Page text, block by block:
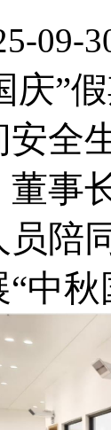
09-
”假
全
董事
陪
中